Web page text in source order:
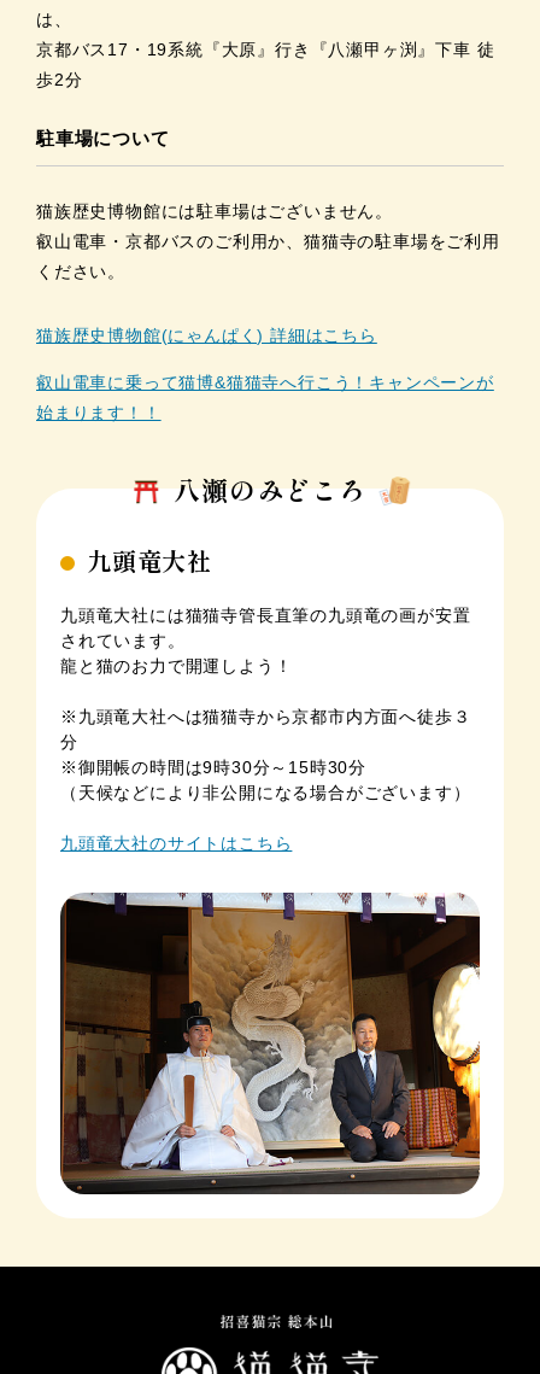
は、
京都バス17・19系統『大原』行き『八瀬甲ヶ渕』下車 徒
歩2分
駐車場について
猫族歴史博物館には駐車場はございません。
叡山電車・京都バスのご利用か、猫猫寺の駐車場をご利用
ください。
猫族歴史博物館(にゃんぱく) 詳細はこちら
叡山電車に乗って猫博&猫猫寺へ行こう！キャンペーンが
始まります！！
八瀬のみどころ
九頭竜大社
九頭竜大社には猫猫寺管長直筆の九頭竜の画が安置
されています。
龍と猫のお力で開運しよう！
※九頭竜大社へは猫猫寺から京都市内方面へ徒歩３
分
※御開帳の時間は9時30分～15時30分
（天候などにより非公開になる場合がございます）
九頭竜大社のサイトはこちら